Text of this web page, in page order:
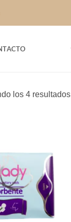
los 4 resultados